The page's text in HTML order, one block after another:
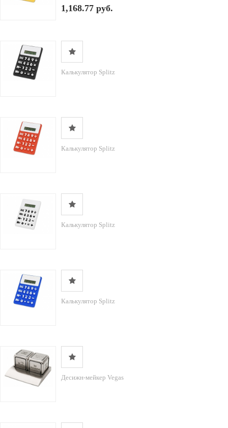
1,168.77 руб.
Калькулятор Splitz
Калькулятор Splitz
Калькулятор Splitz
Калькулятор Splitz
Десижн-мейкер Vegas